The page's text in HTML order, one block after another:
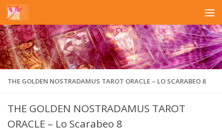
Saltar al contenido
THE GOLDEN NOSTRADAMUS TAROT ORACLE – LO SCARABEO 8
THE GOLDEN NOSTRADAMUS TAROT
ORACLE – Lo Scarabeo 8